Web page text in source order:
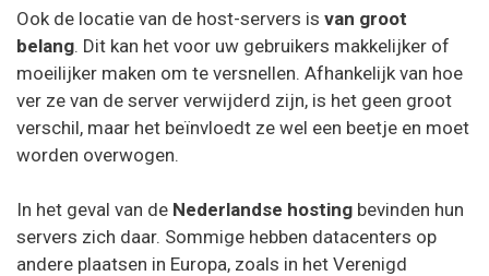
Ook de locatie van de host-servers is van groot
belang. Dit kan het voor uw gebruikers makkelijker of
moeilijker maken om te versnellen. Afhankelijk van hoe
ver ze van de server verwijderd zijn, is het geen groot
verschil, maar het beïnvloedt ze wel een beetje en moet
worden overwogen.
In het geval van de Nederlandse hosting bevinden hun
servers zich daar. Sommige hebben datacenters op
andere plaatsen in Europa, zoals in het Verenigd